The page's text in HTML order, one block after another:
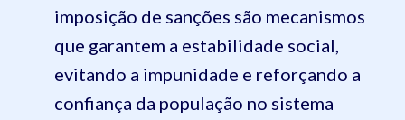
imposição de sanções são mecanismos
que garantem a estabilidade social,
evitando a impunidade e reforçando a
confiança da população no sistema